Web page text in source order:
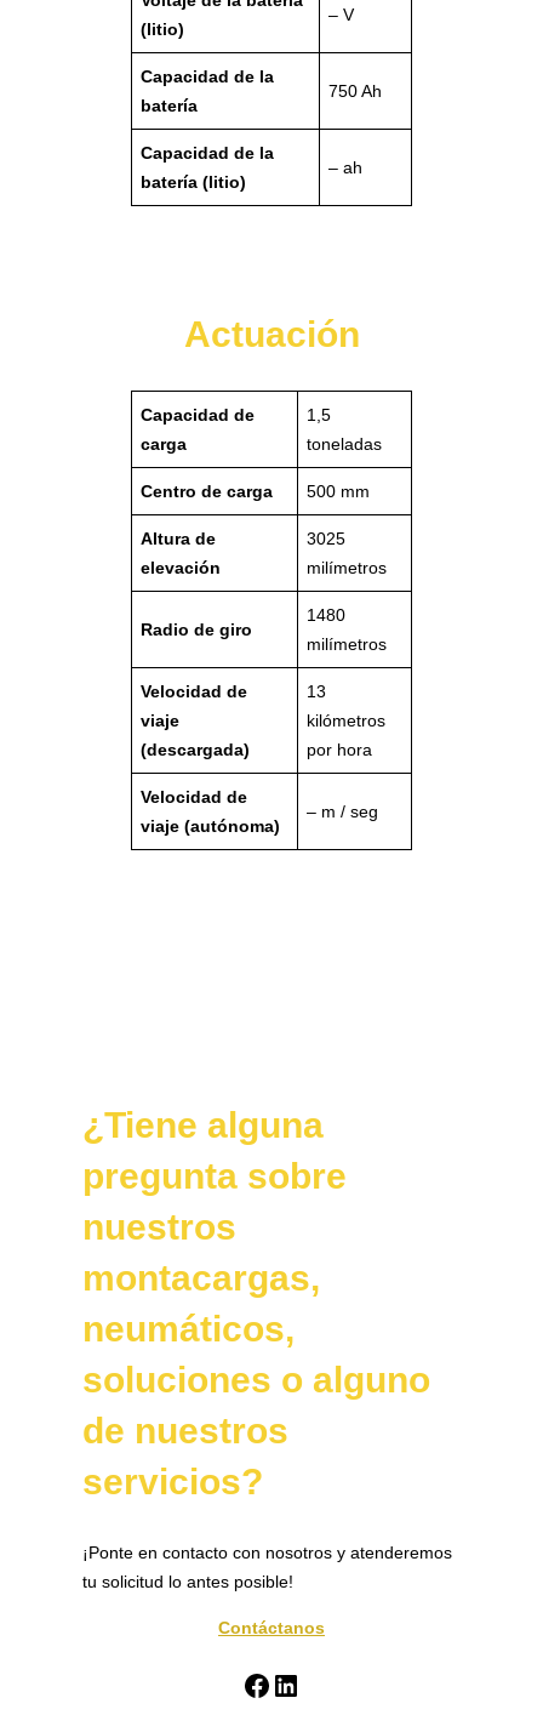
(litio)
– V
Capacidad de la
batería
750 Ah
Capacidad de la
batería (litio)
– ah
Actuación
Capacidad de
carga
1,5
toneladas
Centro de carga 500 mm
Altura de
elevación
3025
milímetros
Radio de giro
1480
milímetros
Velocidad de
viaje
(descargada)
13
kilómetros
por hora
Velocidad de
viaje (autónoma)
– m / seg
¿Tiene alguna
pregunta sobre
nuestros
montacargas,
neumáticos,
soluciones o alguno
de nuestros
servicios?
¡Ponte en contacto con nosotros y atenderemos
tu solicitud lo antes posible!
Contáctanos
Facebook
LinkedIn